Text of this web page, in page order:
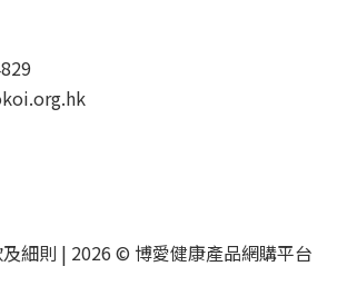
細則 | 2026 © 博愛健康產品網購平台